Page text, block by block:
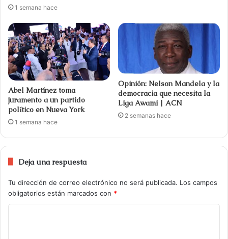
1 semana hace
Abel Martínez toma
juramento a un partido
político en Nueva York
1 semana hace
Opinión: Nelson Mandela y la
democracia que necesita la
Liga Awami | ACN
2 semanas hace
Deja una respuesta
Tu dirección de correo electrónico no será publicada. Los campos
obligatorios están marcados con *